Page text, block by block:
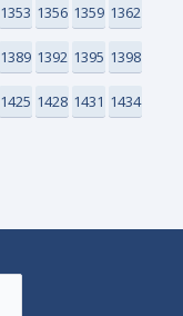
1353 1356 1359 1362
1389 1392 1395 1398
1425 1428 1431 1434